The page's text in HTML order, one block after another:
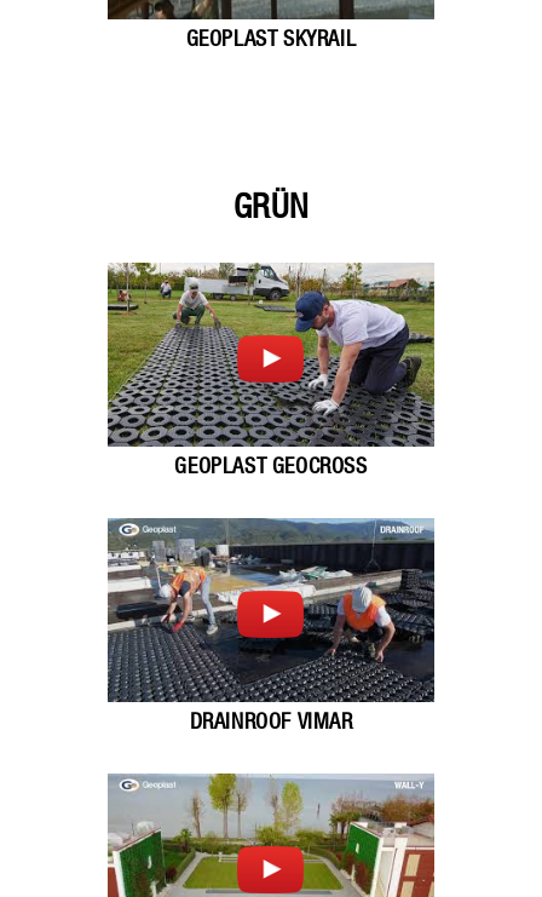
GEOPLAST SKYRAIL
GRÜN
GEOPLAST GEOCROSS
DRAINROOF VIMAR